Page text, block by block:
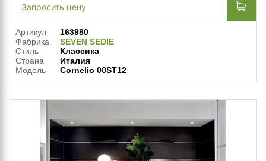
Запросить цену
Артикул
163980
Фабрика
SEVEN SEDIE
Стиль
Классика
Страна
Италия
Модель
Cornelio 00ST12